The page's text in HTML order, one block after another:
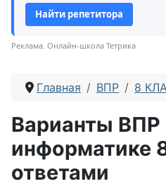
Найти репетитора
Реклама. Онлайн-школа Тетрика
Главная ВПР 8
Варианты ВПР
информатике
ответами